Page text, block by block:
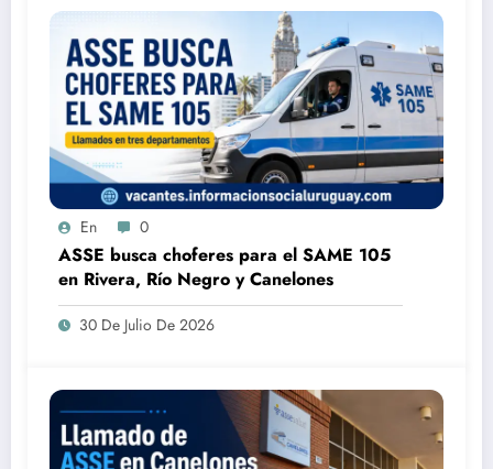
En 0
ASSE busca choferes para el SAME 105
en Rivera, Río Negro y Canelones
30 De Julio De 2026